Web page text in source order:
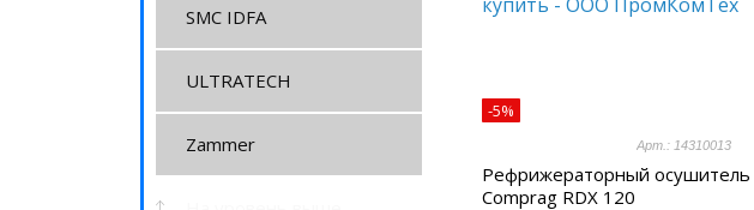
SMC IDFA
ULTRATECH
Zammer
-5%
Арт.: 14310013
Рефрижераторный осушитель
Comprag RDX 120